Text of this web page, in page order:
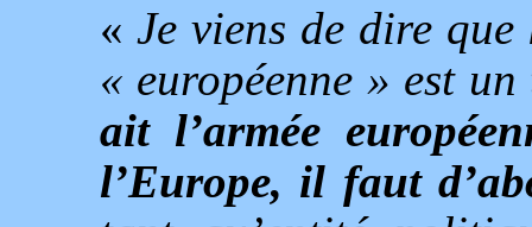
«Je viens de dire
« européenne » est
ait l’armée
l’Europe, il faut